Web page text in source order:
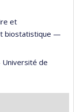
et
biostatistique —
Université de